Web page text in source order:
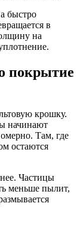
быстро
в
на
покрытие
крошку.
начинают
Там, где
остаются
Частицы
меньше пылит,